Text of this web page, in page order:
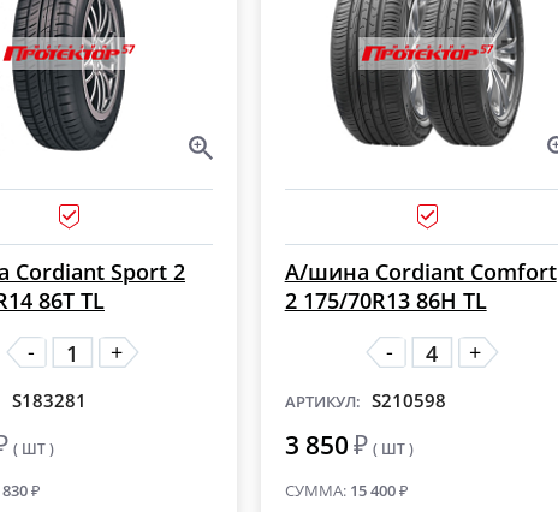
Cordiant Sport 2
86T TL
-
+
S183281
( ШТ )
₽
А/шина Cordiant Comfort
2 175/70R13 86H TL
-
+
АРТИКУЛ: S210598
3 850₽ ( ШТ )
СУММА: 15 400₽